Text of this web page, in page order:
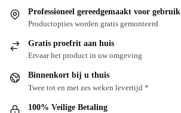
Professioneel gereedgemaakt voor gebruik
Productopties worden gratis gemonteerd
Gratis proefrit aan huis
Ervaar het product in uw omgeving
Binnenkort bij u thuis
Twee tot en met zes weken levertijd *
100% Veilige Betaling